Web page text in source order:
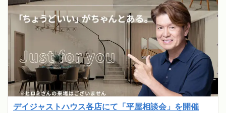
デイジャストハウス各店にて「平屋相談会」を開催